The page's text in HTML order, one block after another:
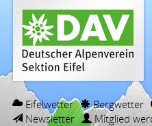
Eifelwetter Bergwetter
Newsletter
Mitglied